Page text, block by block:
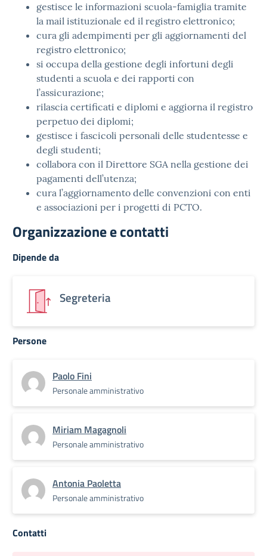
gestisce le informazioni scuola-famiglia tramite
la mail istituzionale ed il registro elettronico;
cura gli adempimenti per gli aggiornamenti del
registro elettronico;
si occupa della gestione degli infortuni degli
studenti a scuola e dei rapporti con
l’assicurazione;
rilascia certificati e diplomi e aggiorna il registro
perpetuo dei diplomi;
gestisce i fascicoli personali delle studentesse e
degli studenti;
collabora con il Direttore SGA nella gestione dei
pagamenti dell’utenza;
cura l’aggiornamento delle convenzioni con enti
e associazioni per i progetti di PCTO.
Organizzazione e contatti
Dipende da
Segreteria
Persone
Paolo Fini
Personale amministrativo
Miriam Magagnoli
Personale amministrativo
Antonia Paoletta
Personale amministrativo
Contatti